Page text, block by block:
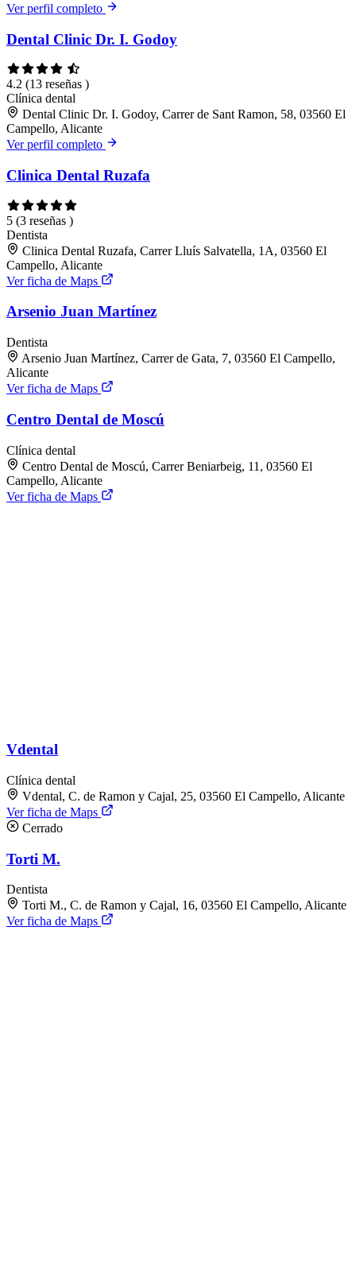
Ver perfil completo
Dental Clinic Dr. I. Godoy
4.2 (13 reseñas )
Clínica dental
Dental Clinic Dr. I. Godoy, Carrer de Sant Ramon, 58, 03560 El
Campello, Alicante
Ver perfil completo
Clinica Dental Ruzafa
5 (3 reseñas )
Dentista
Clinica Dental Ruzafa, Carrer Lluís Salvatella, 1A, 03560 El
Campello, Alicante
Ver ficha de Maps
Arsenio Juan Martínez
Dentista
Arsenio Juan Martínez, Carrer de Gata, 7, 03560 El Campello,
Alicante
Ver ficha de Maps
Centro Dental de Moscú
Clínica dental
Centro Dental de Moscú, Carrer Beniarbeig, 11, 03560 El
Campello, Alicante
Ver ficha de Maps
Vdental
Clínica dental
Vdental, C. de Ramon y Cajal, 25, 03560 El Campello, Alicante
Ver ficha de Maps
Cerrado
Torti M.
Dentista
Torti M., C. de Ramon y Cajal, 16, 03560 El Campello, Alicante
Ver ficha de Maps